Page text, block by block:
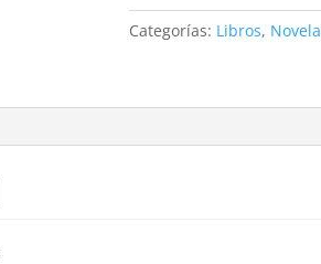
Categorías: Libros, Novela